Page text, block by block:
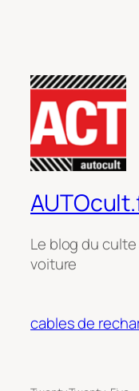
Le blog du
voiture
cables de